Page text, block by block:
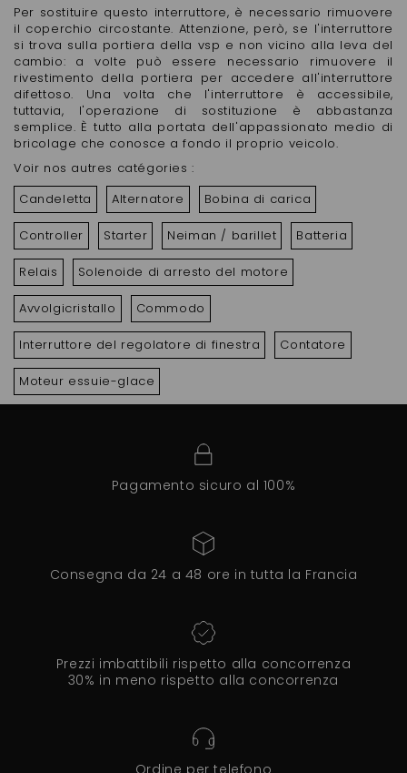
Per sostituire questo interruttore, è necessario rimuovere
il coperchio circostante. Attenzione, però, se l'interruttore
si trova sulla portiera della vsp e non vicino alla leva del
cambio: a volte può essere necessario rimuovere il
rivestimento della portiera per accedere all'interruttore
difettoso. Una volta che l'interruttore è accessibile,
tuttavia, l'operazione di sostituzione è abbastanza
semplice. È tutto alla portata dell'appassionato medio di
bricolage che conosce a fondo il proprio veicolo.
Voir nos autres catégories :
Candeletta
Alternatore Bobina di carica
Controller Starter Neiman / barillet Batteria
Relais Solenoide di arresto del motore
Avvolgicristallo Commodo
Interruttore del regolatore di finestra Contatore
Moteur essuie-glace
Pagamento sicuro al 100%
Consegna da 24 a 48 ore in tutta la Francia
Prezzi imbattibili rispetto alla concorrenza
30% in meno rispetto alla concorrenza
Ordine per telefono